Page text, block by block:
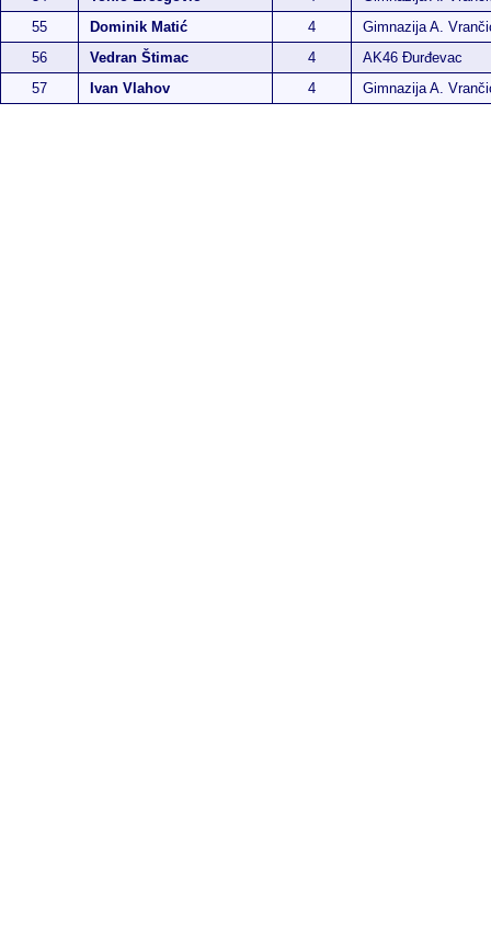
55
Dominik Matić 4
Gimnazija A.
56
Vedran Štimac 4
AK46 Đurđevac
57
Ivan Vlahov 4 Gimnazija A.